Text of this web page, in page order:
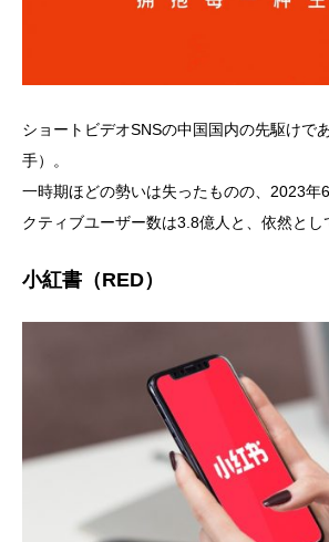
ショートビデオSNSの中国国内の先駆けで
手）。
一時期ほどの勢いは失ったものの、2023年
クティブユーザー数は3.8億人と、依然とし
小紅書（RED）